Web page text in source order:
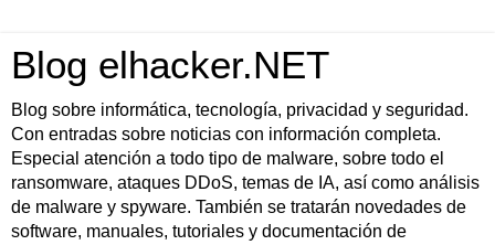
Blog elhacker.NET
Blog sobre informática, tecnología, privacidad y seguridad.
Con entradas sobre noticias con información completa.
Especial atención a todo tipo de malware, sobre todo el
ransomware, ataques DDoS, temas de IA, así como análisis
de malware y spyware. También se tratarán novedades de
software, manuales, tutoriales y documentación de